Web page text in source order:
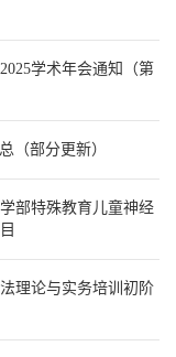
学术年会通知（第
（部分更新）
部特殊教育儿童神经
法理论与实务培训初阶